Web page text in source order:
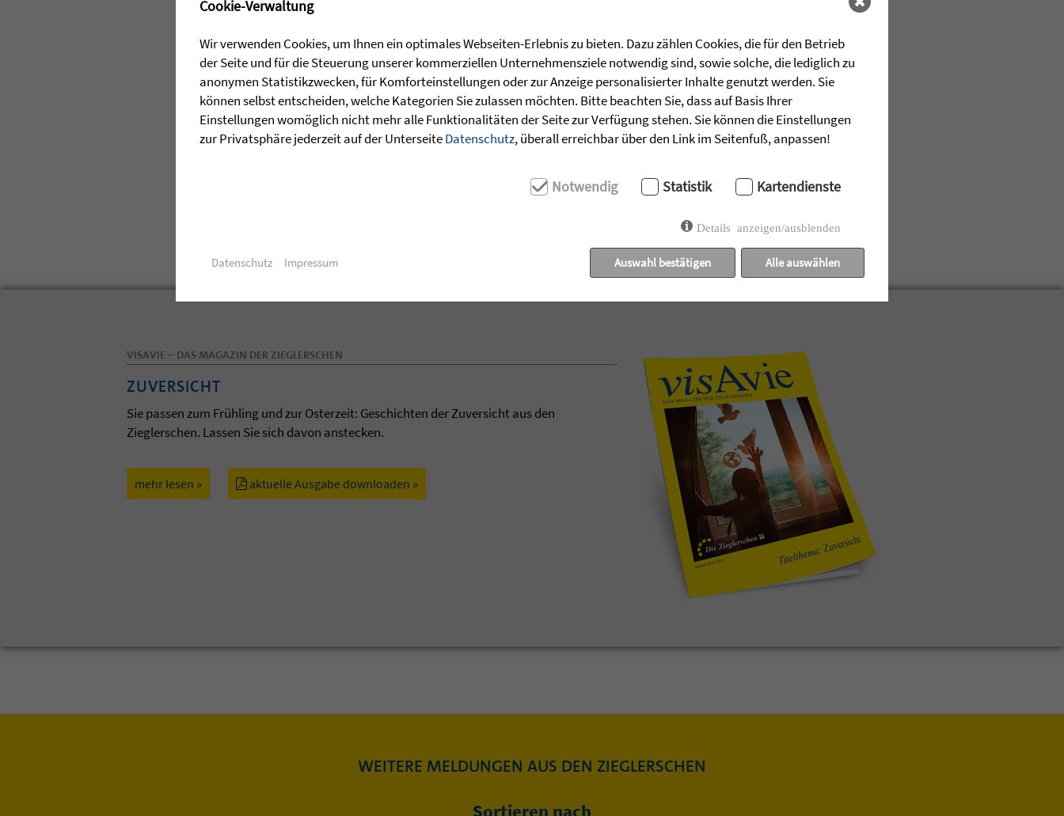
PRESSEKONTAKT
Jacqueline de Riese
VISAVIE – DAS MAGAZIN DER ZIEGLERSCHEN
ZUVERSICHT
Sie passen zum Frühling und zur Osterzeit: Geschichten der Zuversicht aus den
Zieglerschen. Lassen Sie sich davon anstecken.
mehr lesen » aktuelle Ausgabe downloaden »
WEITERE MELDUNGEN AUS DEN ZIEGLERSCHEN
Sortieren nach
Cookie-Verwaltung
Wir verwenden Cookies, um Ihnen ein optimales Webseiten-Erlebnis zu bieten. Dazu zählen Cookies, die für den Betrieb
der Seite und für die Steuerung unserer kommerziellen Unternehmensziele notwendig sind, sowie solche, die lediglich zu
anonymen Statistikzwecken, für Komforteinstellungen oder zur Anzeige personalisierter Inhalte genutzt werden. Sie
können selbst entscheiden, welche Kategorien Sie zulassen möchten. Bitte beachten Sie, dass auf Basis Ihrer
Einstellungen womöglich nicht mehr alle Funktionalitäten der Seite zur Verfügung stehen. Sie können die Einstellungen
zur Privatsphäre jederzeit auf der UnterseiteDatenschutz, überall erreichbar über den Link im Seitenfuß, anpassen!
Notwendig Statistik Kartendienste
Details anzeigen/ausblenden
Auswahl bestätigen Alle auswählen
Datenschutz Impressum